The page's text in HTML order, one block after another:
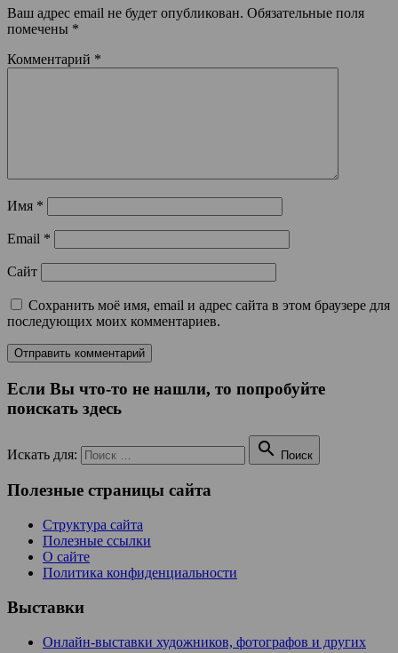
Ваш адрес email не будет опубликован. Обязательные поля
помечены *
Комментарий *
Имя *
Email *
Сайт
Сохранить моё имя, email и адрес сайта в этом браузере для
последующих моих комментариев.
Если Вы что-то не нашли, то попробуйте
поискать здесь
Искать для:  Поиск
Полезные страницы сайта
Структура сайта
Полезные ссылки
О сайте
Политика конфиденциальности
Выставки
Онлайн-выставки художников, фотографов и других